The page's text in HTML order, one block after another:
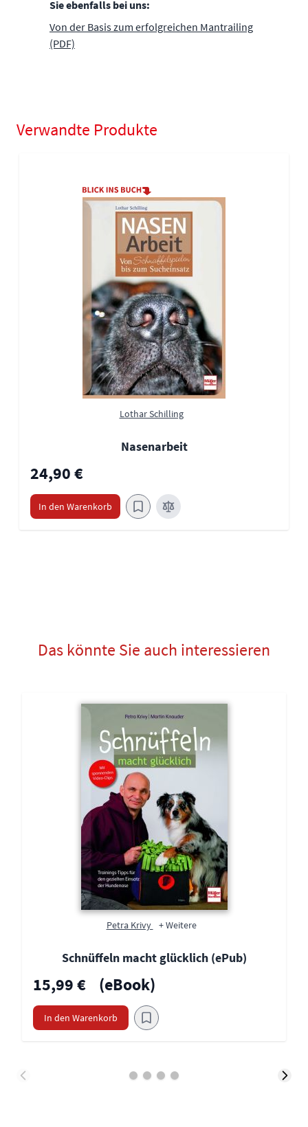
Sie ebenfalls bei uns:
Von der Basis zum erfolgreichen Mantrailing
(PDF)
Verwandte Produkte
Lothar Schilling
Nasenarbeit
24,90 €
In den Warenkorb
Das könnte Sie auch interessieren
Petra Krivy + Weitere
Schnüffeln macht glücklich (ePub)
15,99 € (eBook)
In den Warenkorb